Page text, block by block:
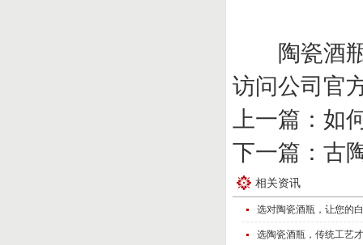
陶瓷酒瓶
访问公司官
上一篇： 如
下一篇： 古
相关资讯
选对陶瓷酒瓶，让您的
选陶瓷酒瓶，传统工艺